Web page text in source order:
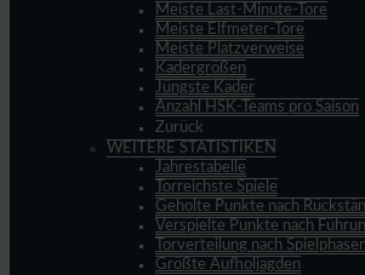
Meiste Last-Minute-Tore
Meiste Elfmeter-Tore
Meiste Platzverweise
Kadergrößen
Jüngste Kader
Anzahl HSK-Teams pro Saison
Zurück
WEITERE STATISTIKEN
Jahrestabelle
Torreichste Spiele
Geholte Punkte nach
Verspielte Punkte nach
Torverteilung nach
Größte Aufholjagden